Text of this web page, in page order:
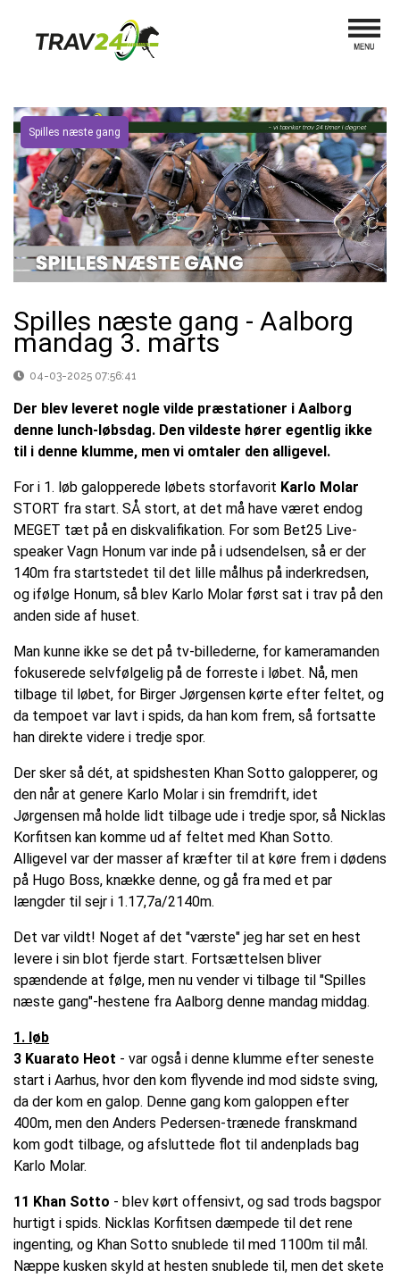
Spilles næste gang
Spilles næste gang - Aalborg
mandag 3. marts
04-03-2025 07:56:41
Der blev leveret nogle vilde præstationer i Aalborg
denne lunch-løbsdag. Den vildeste hører egentlig ikke
til i denne klumme, men vi omtaler den alligevel.
For i 1. løb galopperede løbets storfavorit Karlo Molar
STORT fra start. SÅ stort, at det må have været endog
MEGET tæt på en diskvalifikation. For som Bet25 Live-
speaker Vagn Honum var inde på i udsendelsen, så er der
140m fra startstedet til det lille målhus på inderkredsen,
og ifølge Honum, så blev Karlo Molar først sat i trav på den
anden side af huset.
Man kunne ikke se det på tv-billederne, for kameramanden
fokuserede selvfølgelig på de forreste i løbet. Nå, men
tilbage til løbet, for Birger Jørgensen kørte efter feltet, og
da tempoet var lavt i spids, da han kom frem, så fortsatte
han direkte videre i tredje spor.
Der sker så dét, at spidshesten Khan Sotto galopperer, og
den når at genere Karlo Molar i sin fremdrift, idet
Jørgensen må holde lidt tilbage ude i tredje spor, så Nicklas
Korfitsen kan komme ud af feltet med Khan Sotto.
Alligevel var der masser af kræfter til at køre frem i dødens
på Hugo Boss, knække denne, og gå fra med et par
længder til sejr i 1.17,7a/2140m.
Det var vildt! Noget af det "værste" jeg har set en hest
levere i sin blot fjerde start. Fortsættelsen bliver
spændende at følge, men nu vender vi tilbage til "Spilles
næste gang"-hestene fra Aalborg denne mandag middag.
1. løb
3 Kuarato Heot - var også i denne klumme efter seneste
start i Aarhus, hvor den kom flyvende ind mod sidste sving,
da der kom en galop. Denne gang kom galoppen efter
400m, men den Anders Pedersen-trænede franskmand
kom godt tilbage, og afsluttede flot til andenplads bag
Karlo Molar.
11 Khan Sotto - blev kørt offensivt, og sad trods bagspor
hurtigt i spids. Nicklas Korfitsen dæmpede til det rene
ingenting, og Khan Sotto snublede til med 1100m til mål.
Næppe kusken skyld at hesten snublede til, men det skete